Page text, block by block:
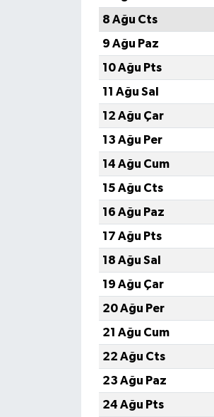
8 Ağu Cts
9 Ağu Paz
10 Ağu Pts
11 Ağu Sal
12 Ağu Çar
13 Ağu Per
14 Ağu Cum
15 Ağu Cts
16 Ağu Paz
17 Ağu Pts
18 Ağu Sal
19 Ağu Çar
20 Ağu Per
21 Ağu Cum
22 Ağu Cts
23 Ağu Paz
24 Ağu Pts